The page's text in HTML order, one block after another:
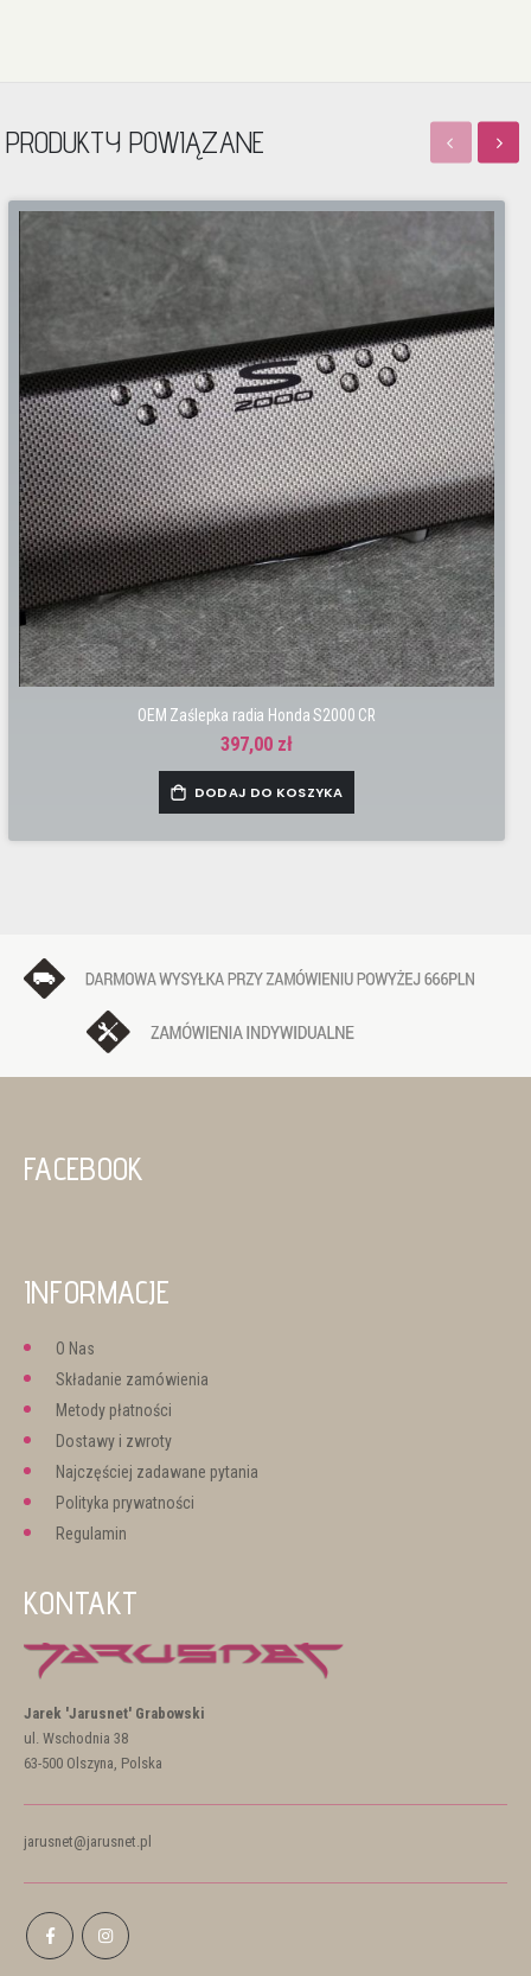
PRODUKTY POWIĄZANE
OEM Zaślepka radia Honda S2000 CR
397,00 zł
DODAJ DO KOSZYKA
FACEBOOK
INFORMACJE
O Nas
Składanie zamówienia
Metody płatności
Dostawy i zwroty
Najczęściej zadawane pytania
Polityka prywatności
Regulamin
KONTAKT
Jarek 'Jarusnet' Grabowski
ul. Wschodnia 38
63-500 Olszyna, Polska
jarusnet@jarusnet.pl